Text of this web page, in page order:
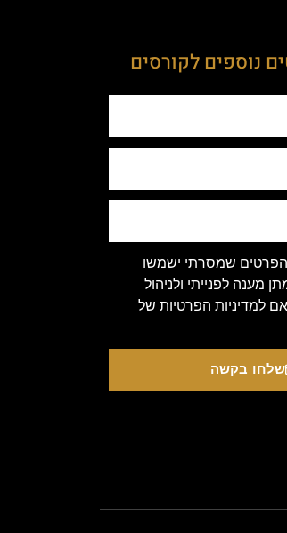
נוספים לקורסים
שמסרתי ישמשו
מענה לפנייתי ולניהול
למדיניות הפרטיות של
שלחו בקשה